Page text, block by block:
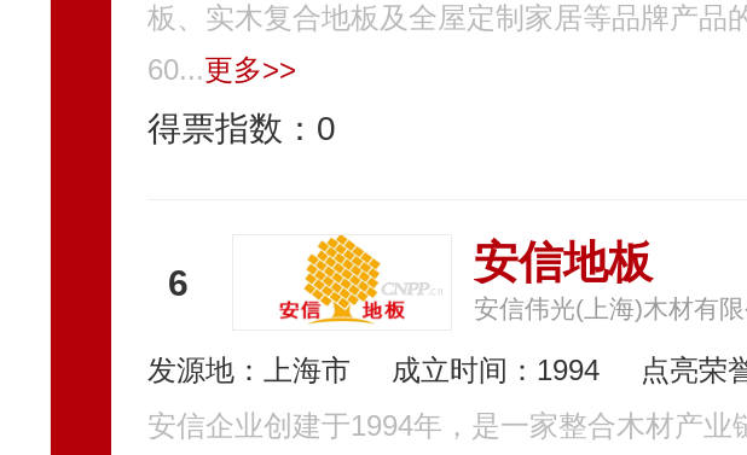
板、实木复合地板及全屋定制家居等品牌产品
60...更多>>
得票指数： 0
6 安信地板
安信伟光(上海)木材有限
发源地：上海市 成立时间：1994 点亮荣
安信企业创建于1994年，是一家整合木材产业